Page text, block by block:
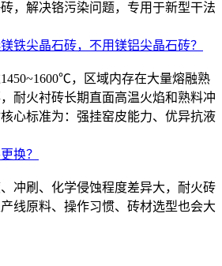
，解决铬污染问题，专用于新型干法
铁尖晶石砖，不用镁铝尖晶石砖？
，区域内存在大量熔融熟
耐火衬砖长期直面高温火焰和熟料冲
心标准为：强挂窑皮能力、优异抗液
换？
冲刷、化学侵蚀程度差异大，耐火砖
线原料、操作习惯、砖材选型也会大